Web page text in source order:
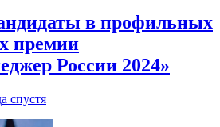
в профильных
премии
России 2024»
спустя